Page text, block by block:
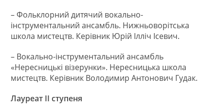
– Фольклорний дитячий вокально-
інструментальний ансамбль. Нижньоворітська
школа мистецтв. Керівник Юрій Ілліч Ісевич.
– Вокально-інструментальний ансамбль
«Нересницькі візерунки». Нересницька школа
мистецтв. Керівник Володимир Антонович Гудак.
Лауреат ІІ ступеня